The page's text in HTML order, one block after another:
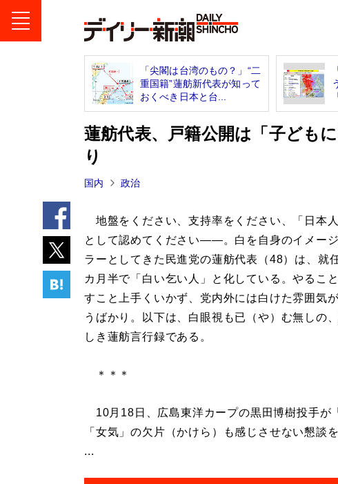
「尖閣は台湾のもの？」“二
重国籍”蓮舫新代表が知って
おくべき日本と台...
蓮舫代表、戸籍公開は「子ども
り
国内 政治
地盤をください、支持率をください、「日本人
として認めてください――。白を自身のイメー
ラーとしてきた民進党の蓮舫代表（48）は、就
カ月半で「白い乞い人」と化している。やるこ
すこと上手くいかず、党内外には白けた雰囲気
うばかり。以下は、白眼視も已（や）む無しの
しき蓮舫言行録である。
＊＊＊
10月18日、広島東洋カープの黒田博樹投手が
「女気」の欠片（かけら）も感じさせない懇談
...